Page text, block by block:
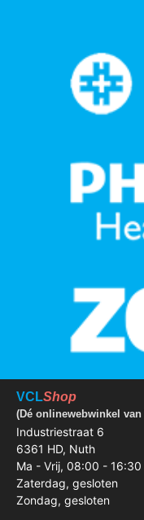
VCLShop
(Dé onlinewebwinkel van
Industriestraat 6
6361 HD, Nuth
Ma - Vrij, 08:00 - 16:30
Zaterdag, gesloten
Zondag, gesloten